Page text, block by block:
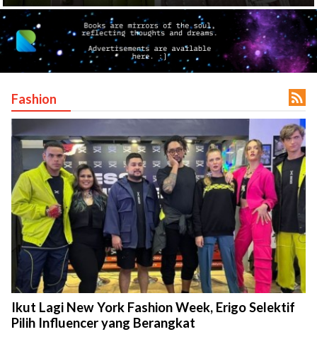
Fashion 
Ikut Lagi New York Fashion Week, Erigo Selektif
Pilih Influencer yang Berangkat